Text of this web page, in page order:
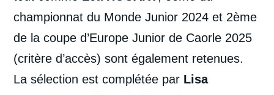
championnat du Monde Junior 2024 et 2ème
de la coupe d’Europe Junior de Caorle 2025
(critère d’accès) sont également retenues.
La sélection est complétée par Lisa